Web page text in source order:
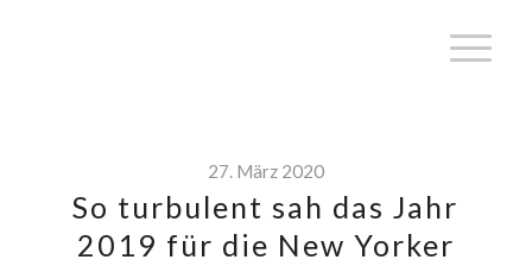
27. März 2020
So turbulent sah das Jahr
2019 für die New Yorker